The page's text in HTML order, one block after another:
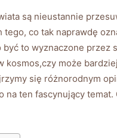
są nieustannie
co tak naprawdę
to wyznaczone
może
się różnorodnym
ten fascynujący